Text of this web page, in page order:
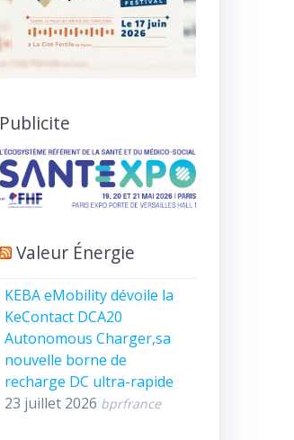
Publicite
Valeur Énergie
KEBA eMobility dévoile la
KeContact DCA20
Autonomous Charger,sa
nouvelle borne de
recharge DC ultra-rapide
23 juillet 2026 bprfrance